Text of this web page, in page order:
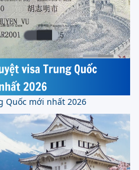
Quốc mới nhất 2026